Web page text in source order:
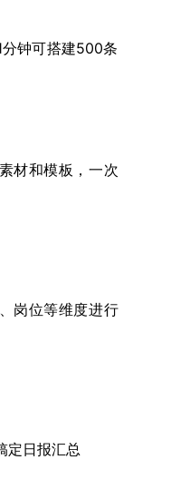
钟可搭建500条
材和模板，一次
岗位等维度进行
定日报汇总